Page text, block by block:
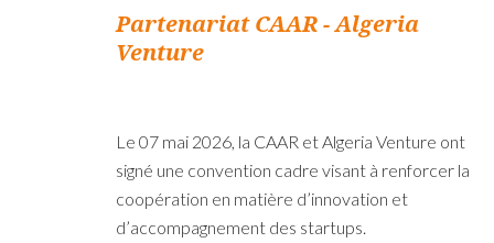
Partenariat CAAR - Algeria
Venture
Le 07 mai 2026, la CAAR et Algeria Venture ont
signé une convention cadre visant à renforcer la
coopération en matière d’innovation et
d’accompagnement des startups.